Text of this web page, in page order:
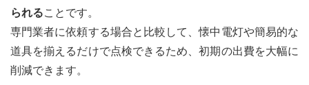
5.2
費用
と効
果を
正し
く理
られることです。
専門業者に依頼する場合と比較して、懐中電灯や簡易的な
道具を揃えるだけで点検できるため、初期の出費を大幅に
削減できます。